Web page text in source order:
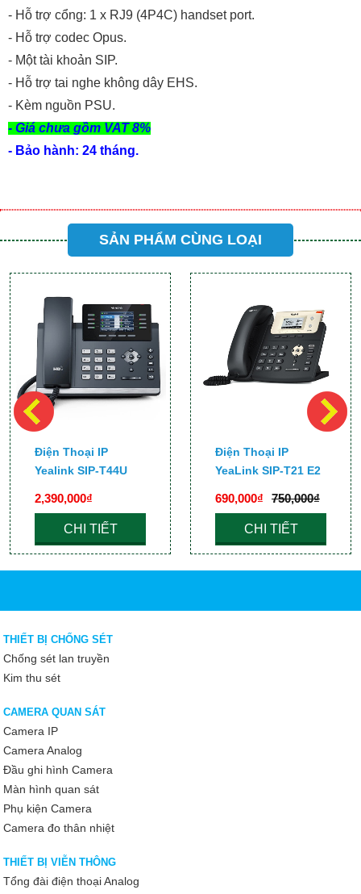
- Hỗ trợ cổng: 1 x RJ9 (4P4C) handset port.
- Hỗ trợ codec Opus.
- Một tài khoản SIP.
- Hỗ trợ tai nghe không dây EHS.
- Kèm nguồn PSU.
- Giá chưa gồm VAT 8%
- Bảo hành: 24 tháng.
SẢN PHẨM CÙNG LOẠI
Điện Thoại IP
Yealink SIP-T44U
2,390,000₫
CHI TIẾT
Điện Thoại IP
YeaLink SIP-T21 E2
690,000₫ 750,000₫
CHI TIẾT
THIẾT BỊ CHỐNG SÉT
Chống sét lan truyền
Kim thu sét
CAMERA QUAN SÁT
Camera IP
Camera Analog
Đầu ghi hình Camera
Màn hình quan sát
Phụ kiện Camera
Camera đo thân nhiệt
THIẾT BỊ VIỄN THÔNG
Tổng đài điện thoại Analog